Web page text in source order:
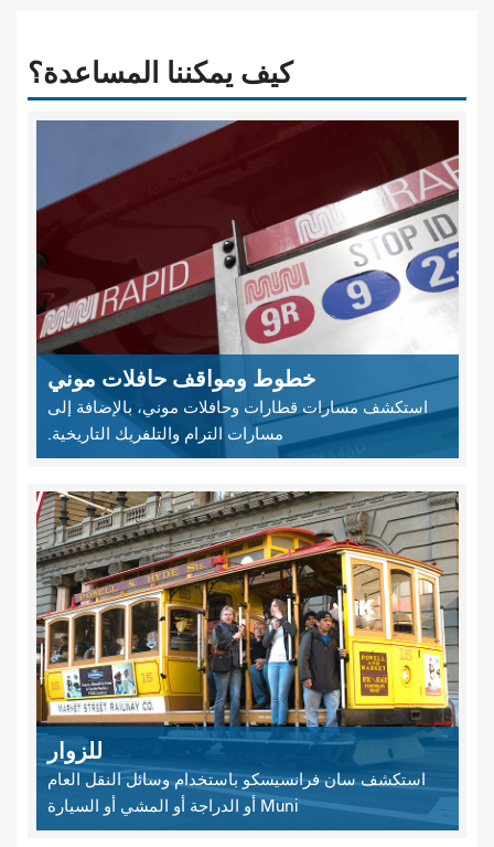
كيف يمكننا المساعدة؟
خطوط ومواقف حافلات موني
استكشف مسارات قطارات وحافلات موني، بالإضافة إلى
مسارات الترام والتلفريك التاريخية.
للزوار
استكشف سان فرانسيسكو باستخدام وسائل النقل العام
Muni أو الدراجة أو المشي أو السيارة